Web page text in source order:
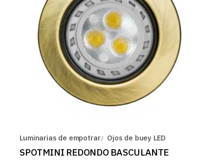
Luminarias de empotrar Ojos de buey LED
SPOTMINI REDONDO BASCULANTE